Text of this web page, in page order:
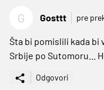
G Gosttt pre
Šta bi pomislili kada bi
Srbije po Sutomoru...
Odgovori